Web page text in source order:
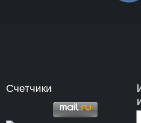
Счетчики